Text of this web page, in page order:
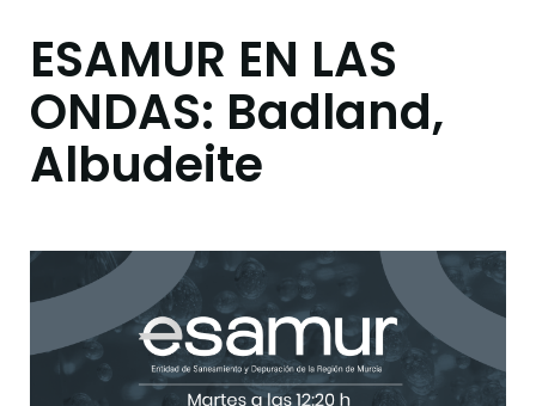
ESAMUR EN LAS
ONDAS: Badland,
Albudeite